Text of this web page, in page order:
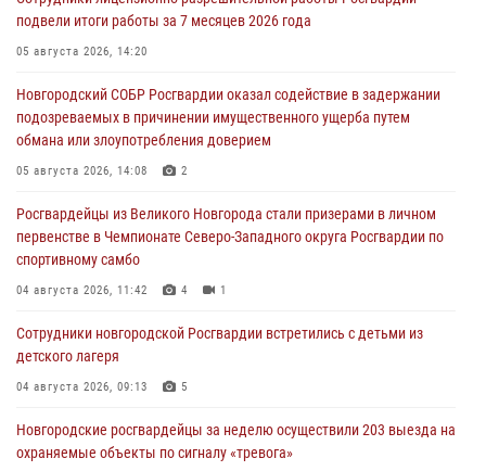
подвели итоги работы за 7 месяцев 2026 года
05 августа 2026, 14:20
Новгородский СОБР Росгвардии оказал содействие в задержании
подозреваемых в причинении имущественного ущерба путем
обмана или злоупотребления доверием
05 августа 2026, 14:08 2
Росгвардейцы из Великого Новгорода стали призерами в личном
первенстве в Чемпионате Северо-Западного округа Росгвардии по
спортивному самбо
04 августа 2026, 11:42 4 1
Сотрудники новгородской Росгвардии встретились с детьми из
детского лагеря
04 августа 2026, 09:13 5
Новгородские росгвардейцы за неделю осуществили 203 выезда на
охраняемые объекты по сигналу «тревога»